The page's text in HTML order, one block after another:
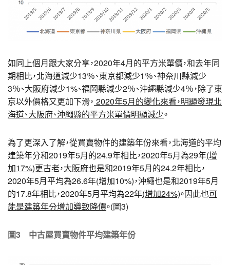
如同上個月跟大家分享，2020年4月的平方米單價，和去年同
期相比，北海道減少13％、東京都減少1％、神奈川縣減少
3％、大阪府減少1%、福岡縣減少2％、沖繩縣減少4％，除了東
京以外價格又更加下滑， 2020年5月的變化來看，明顯發現北
海道、大阪府、沖繩縣的平方米單價明顯減少。
為了更深入了解，從買賣物件的建築年份來看，北海道的平均
建築年分和2019年5月的24.9年相比，2020年5月為29年(增
加17%)更古老，大阪府也是和2019年5月的24.2年相比，
2020年5月平均為26.6年(增加10%)，沖繩也是和2019年5月
的17.8年相比，2020年5月平均為22年(增加24%)。因此也可
能是建築年分增加導致降價。(圖3)
圖3 中古屋買賣物件平均建築年份